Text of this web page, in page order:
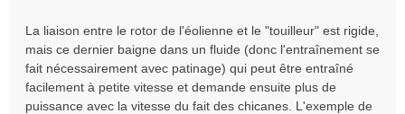
La liaison entre le rotor de l'éolienne et le "touilleur" est rigide,
mais ce dernier baigne dans un fluide (donc l'entraînement se
fait nécessairement avec patinage) qui peut être entraîné
facilement à petite vitesse et demande ensuite plus de
puissance avec la vitesse du fait des chicanes. L'exemple de